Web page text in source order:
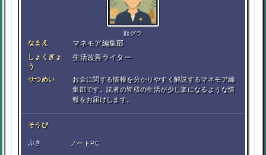
顔グラ
なまえ マネモア編集部
しょくぎょ
う
生活改善ライター
せつめい
お金に関する情報を分かりやすく解説するマネモア編
集部です。読者の皆様の生活が少し楽になるような情
報をお届けします。
そうび
ぶき ノートPC